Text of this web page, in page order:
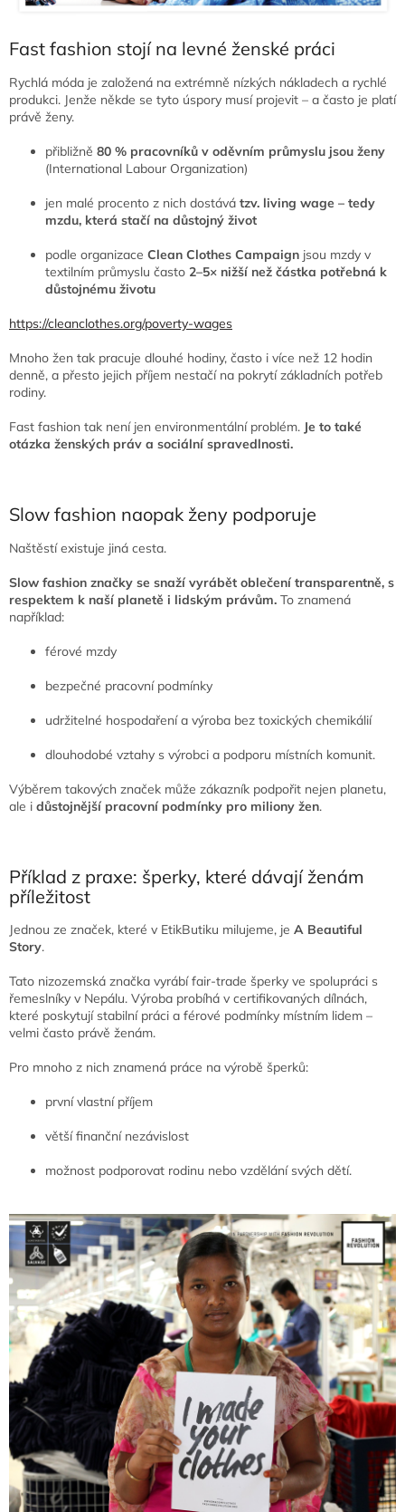
Fast fashion stojí na levné ženské práci
Rychlá móda je založená na extrémně nízkých nákladech a rychlé
produkci. Jenže někde se tyto úspory musí projevit – a často je platí
právě ženy.
přibližně 80 % pracovníků v oděvním průmyslu jsou ženy
(International Labour Organization)
jen malé procento z nich dostává tzv. living wage – tedy
mzdu, která stačí na důstojný život
podle organizace Clean Clothes Campaign jsou mzdy v
textilním průmyslu často 2–5× nižší než částka potřebná k
důstojnému životu
https://cleanclothes.org/poverty-wages
Mnoho žen tak pracuje dlouhé hodiny, často i více než 12 hodin
denně, a přesto jejich příjem nestačí na pokrytí základních potřeb
rodiny.
Fast fashion tak není jen environmentální problém. Je to také
otázka ženských práv a sociální spravedlnosti.
Slow fashion naopak ženy podporuje
Naštěstí existuje jiná cesta.
Slow fashion značky se snaží vyrábět oblečení transparentně, s
respektem k naší planetě i lidským právům. To znamená
například:
férové mzdy
bezpečné pracovní podmínky
udržitelné hospodaření a výroba bez toxických chemikálií
dlouhodobé vztahy s výrobci a podporu místních komunit.
Výběrem takových značek může zákazník podpořit nejen planetu,
ale i důstojnější pracovní podmínky pro miliony žen.
Příklad z praxe: šperky, které dávají ženám
příležitost
Jednou ze značek, které v EtikButiku milujeme, je A Beautiful
Story.
Tato nizozemská značka vyrábí fair-trade šperky ve spolupráci s
řemeslníky v Nepálu. Výroba probíhá v certifikovaných dílnách,
které poskytují stabilní práci a férové podmínky místním lidem –
velmi často právě ženám.
Pro mnoho z nich znamená práce na výrobě šperků:
první vlastní příjem
větší finanční nezávislost
možnost podporovat rodinu nebo vzdělání svých dětí.